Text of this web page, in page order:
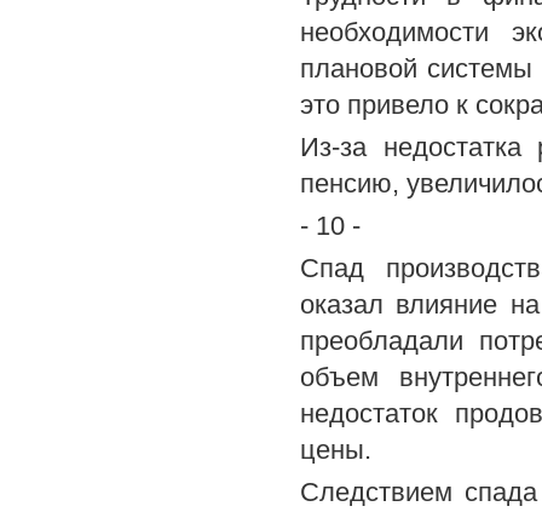
необходимости
плановой
это привело к
Из-за
пенсию,
- 10 -
Спад
оказал влияние
преобладали
объем
недостаток
цены.
Следствием